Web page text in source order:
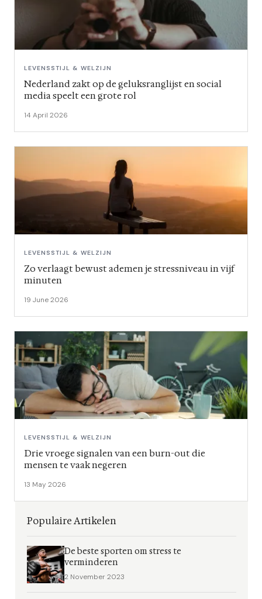
LEVENSSTIJL & WELZIJN
Nederland zakt op de geluksranglijst en social
media speelt een grote rol
14 April 2026
LEVENSSTIJL & WELZIJN
Zo verlaagt bewust ademen je stressniveau in vijf
minuten
19 June 2026
LEVENSSTIJL & WELZIJN
Drie vroege signalen van een burn-out die
mensen te vaak negeren
13 May 2026
Populaire Artikelen
De beste sporten om stress te
verminderen
2 November 2023